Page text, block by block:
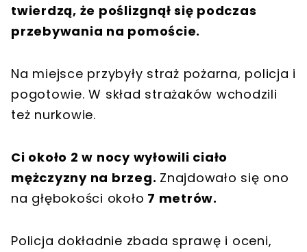
twierdzą, że poślizgnął się podczas
przebywania na pomoście.
Na miejsce przybyły straż pożarna, policja i
pogotowie. W skład strażaków wchodzili
też nurkowie.
Ci około 2 w nocy wyłowili ciało
mężczyzny na brzeg. Znajdowało się ono
na głębokości około 7 metrów.
Policja dokładnie zbada sprawę i oceni,